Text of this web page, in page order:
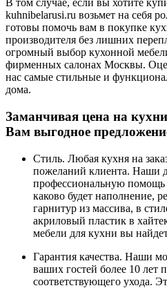
В том случае, если вы хотите
kuhnibelarusi.ru возьмет на себя
готовы помочь вам в покупке
производителя без лишних
огромный выбор кухонной
фирменных салонах Москвы.
нас самые стильные и
дома.
Заманчивая цена на
Вам выгодное
Стиль. Любая кухня на
пожеланий клиента. Наши
профессиональную
каково будет наполнение,
гарнитур из массива, в
акриловый пластик в
мебели для кухни вы
Гарантия качества. Наши
ваших гостей более 10 лет
соответствующего ухода.